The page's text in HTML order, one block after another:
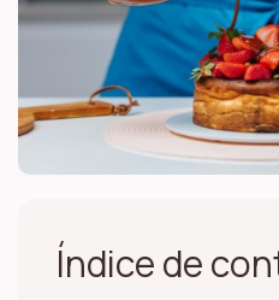
Índice de